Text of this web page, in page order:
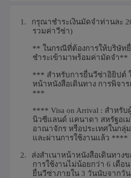
1. กรุณาชำระเงินมัดจำท่านละ 2
รวมค่าวีซ่า)
** ในกรณีที่ต้องการให้บริษัท
ชำระเข้ามาพร้อมค่ามัดจำ**
*** สำหรับการยื่นวีซ่าอิยิปต์
หน้าหนังสือเดินทาง การพิจ
***
**** Visa on Arrival : สำหรับ
นิวซีแลนด์ แคนาดา สหรัฐอเ
อาณาจักร หรือประเทศในกลุ่
และผ่านการใช้งานแล้ว ****
2.
ส่งสำเนาหน้าหนังสือเดินทาง
การใช้งานไม่น้อยกว่า 6 เดือ
ยื่นวีซ่าภายใน 3 วันนับจากวัน